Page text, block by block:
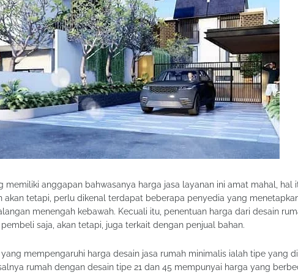
memiliki anggapan bahwasanya harga jasa layanan ini amat mahal, hal
akan tetapi, perlu dikenal terdapat beberapa penyedia yang
menengah kebawah. Kecuali itu, penentuan harga dari desain
saja, akan tetapi, juga terkait dengan penjual bahan.
mempengaruhi harga desain jasa rumah minimalis ialah tipe yang
rumah dengan desain tipe 21 dan 45 mempunyai harga yang